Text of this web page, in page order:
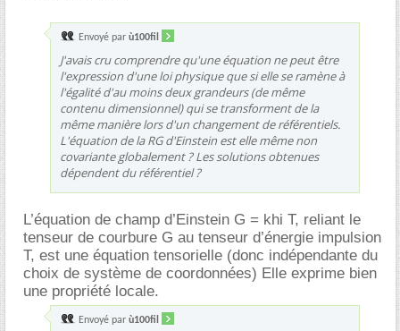
Envoyé par ù100fil
J'avais cru comprendre qu'une équation ne peut être
l'expression d'une loi physique que si elle se ramène à
l'égalité d'au moins deux grandeurs (de même
contenu dimensionnel) qui se transforment de la
même manière lors d'un changement de référentiels.
L'équation de la RG d'Einstein est elle même non
covariante globalement ? Les solutions obtenues
dépendent du référentiel ?
L’équation de champ d’Einstein G = khi T, reliant le
tenseur de courbure G au tenseur d’énergie impulsion
T, est une équation tensorielle (donc indépendante du
choix de système de coordonnées) Elle exprime bien
une propriété locale.
Envoyé par ù100fil